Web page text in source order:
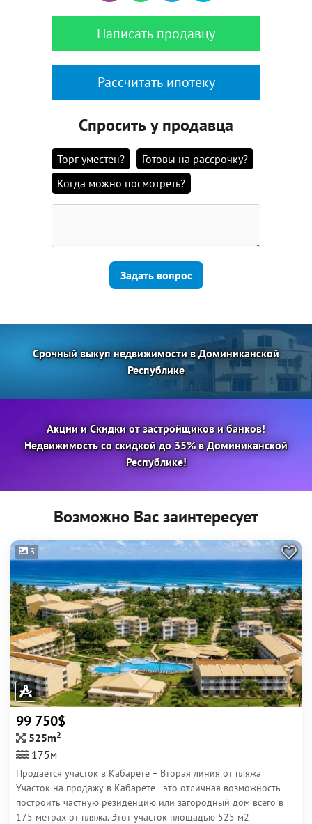
Написать продавцу
Рассчитать ипотеку
Спросить у продавца
Торг уместен?
Готовы на рассрочку?
Когда можно посмотреть?
Задать вопрос
Срочный выкуп недвижимости в Доминиканской
Республике
Акции и Скидки от застройщиков и банков!
Недвижимость со скидкой до 35% в Доминиканской
Республике!
Возможно Вас заинтересует
3
99 750$
525m2
175м
Продается участок в Кабарете – Вторая линия от пляжа
Участок на продажу в Кабарете - это отличная возможность
построить частную резиденцию или загородный дом всего в
175 метрах от пляжа. Этот участок площадью 525 м2